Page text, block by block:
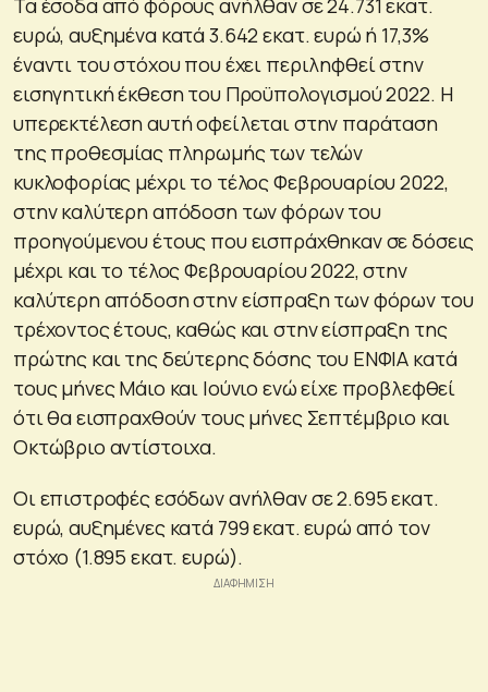
ευρώ, αυξημένα κατά 3.642 εκατ. ευρώ ή 17,3%
έναντι του στόχου που έχει περιληφθεί στην
εισηγητική έκθεση του Προϋπολογισμού 2022. Η
υπερεκτέλεση αυτή οφείλεται στην παράταση
της προθεσμίας πληρωμής των τελών
κυκλοφορίας μέχρι το τέλος Φεβρουαρίου 2022,
στην καλύτερη απόδοση των φόρων του
προηγούμενου έτους που εισπράχθηκαν σε δόσεις
μέχρι και το τέλος Φεβρουαρίου 2022, στην
καλύτερη απόδοση στην είσπραξη των φόρων του
τρέχοντος έτους, καθώς και στην είσπραξη της
πρώτης και της δεύτερης δόσης του ΕΝΦΙΑ κατά
τους μήνες Μάιο και Ιούνιο ενώ είχε προβλεφθεί
ότι θα εισπραχθούν τους μήνες Σεπτέμβριο και
Οκτώβριο αντίστοιχα.
Οι επιστροφές εσόδων ανήλθαν σε 2.695 εκατ.
ευρώ, αυξημένες κατά 799 εκατ. ευρώ από τον
στόχο (1.895 εκατ. ευρώ).